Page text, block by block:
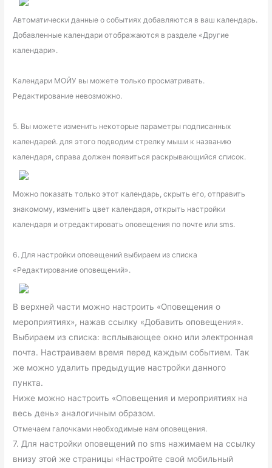
Автоматически данные о событиях добавляются в ваш календарь.
Добавленные календари отображаются в разделе «Другие
календари».
Календари МОЙУ вы можете только просматривать.
Редактирование невозможно.
5. Вы можете изменить некоторые параметры подписанных
календарей. для этого подводим стрелку мыши к названию
календаря, справа должен появиться раскрывающийся список.
Можно показать только этот календарь, скрыть его, отправить
знакомому, изменить цвет календаря, открыть настройки
календаря и отредактировать оповещения по почте или sms.
6. Для настройки оповещений выбираем из списка
«Редактирование оповещений».
В верхней части можно настроить «Оповещения о
мероприятиях», нажав ссылку «Добавить оповещения».
Выбираем из списка: всплывающее окно или электронная
почта. Настраиваем время перед каждым событием. Так
же можно удалить предыдущие настройки данного
пункта.
Ниже можно настроить «Оповещения и мероприятиях на
весь день» аналогичным образом.
Отмечаем галочками необходимые нам оповещения.
7. Для настройки оповещений по sms нажимаем на ссылку
внизу этой же страницы «Настройте свой мобильный